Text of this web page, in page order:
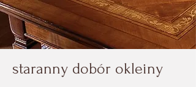
staranny dobór okleiny